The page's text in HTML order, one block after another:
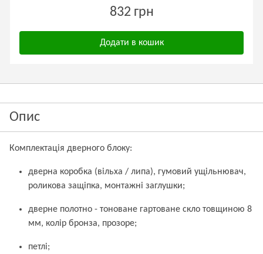
832 грн
Додати в кошик
Опис
Комплектація дверного блоку:
дверна коробка (вільха / липа), гумовий ущільнювач,
роликова защіпка, монтажні заглушки;
дверне полотно - тоноване гартоване скло товщиною 8
мм, колір бронза, прозоре;
петлі;